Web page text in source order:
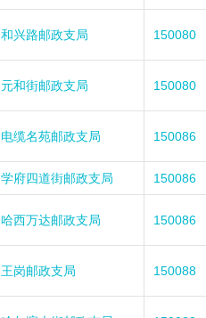
和兴路邮政支局 150080
元和街邮政支局 150080
电缆名苑邮政支局 150086
学府四道街邮政支局 150086
哈西万达邮政支局 150086
王岗邮政支局 150088